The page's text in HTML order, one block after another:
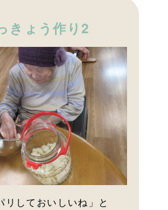
きょう作り2
リしておいしいね」と